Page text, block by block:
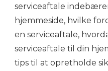
serviceaftale
hjemmeside, hvilke
en serviceaftale,
serviceaftale til din
tips til at opretholde